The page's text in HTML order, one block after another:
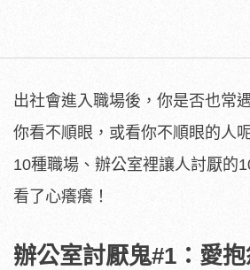
出社會進入職場後，你是否也常
你看不順眼，或看你不順眼的人
10種職場、辦公室裡讓人討厭的
看了心癢癢！
辦公室討厭鬼#1：愛